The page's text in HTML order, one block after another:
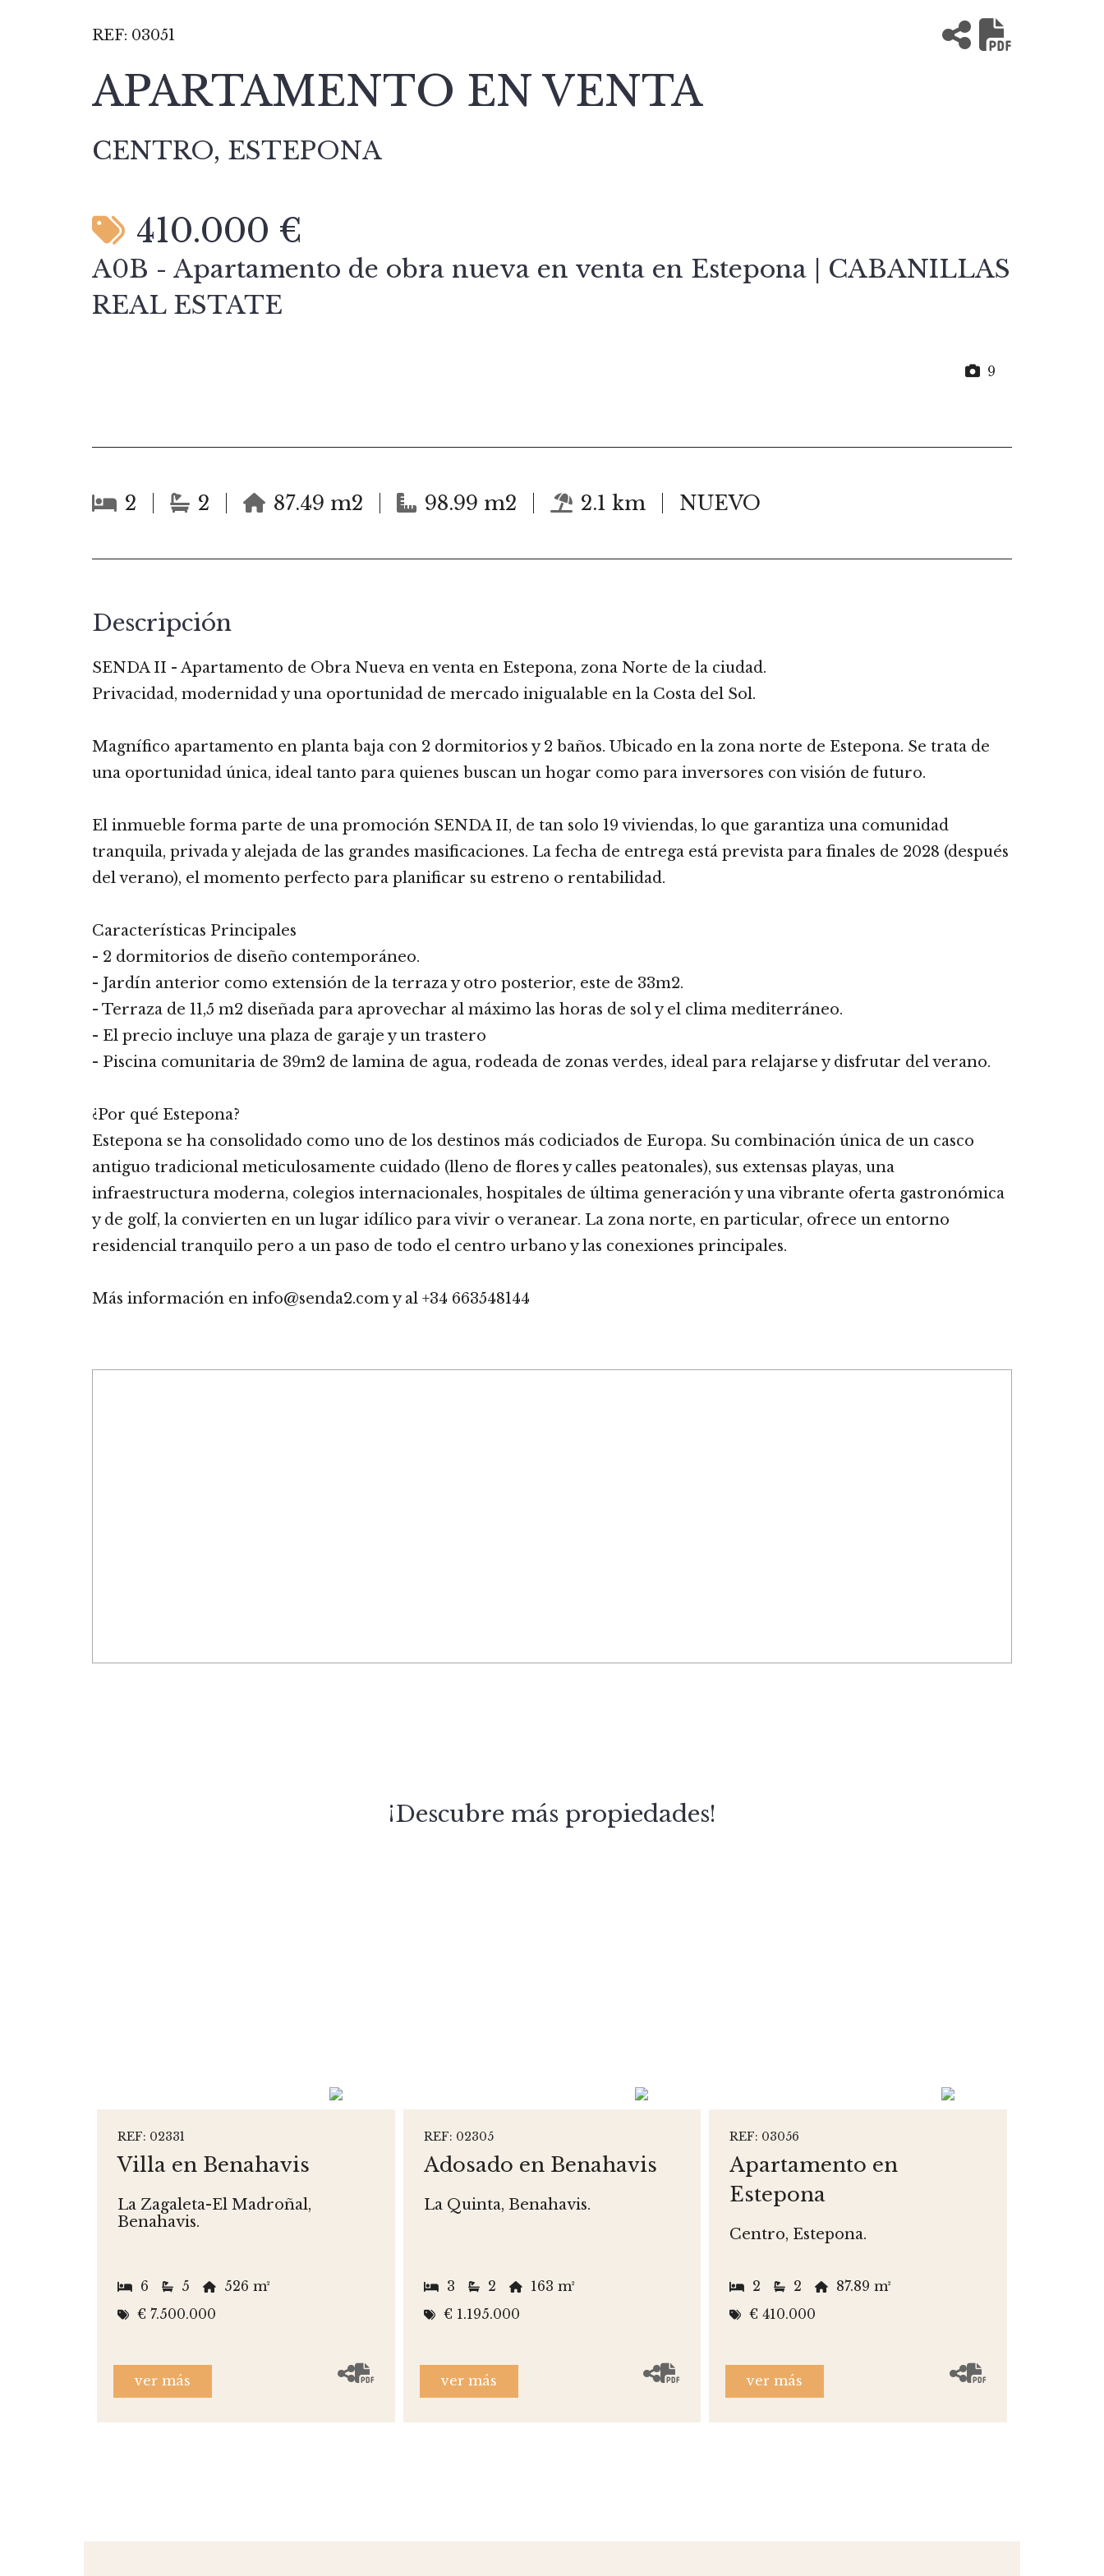
REF: 03051
APARTAMENTO EN VENTA
CENTRO, ESTEPONA
410.000 €
A0B - Apartamento de obra nueva en venta en Estepona | CABANILLAS
REAL ESTATE
9
2 2 87.49 m2 98.99 m2 2.1 km NUEVO
Descripción
SENDA II - Apartamento de Obra Nueva en venta en Estepona, zona Norte de la ciudad.
Privacidad, modernidad y una oportunidad de mercado inigualable en la Costa del Sol.
Magnífico apartamento en planta baja con 2 dormitorios y 2 baños. Ubicado en la zona norte de Estepona. Se trata de
una oportunidad única, ideal tanto para quienes buscan un hogar como para inversores con visión de futuro.
El inmueble forma parte de una promoción SENDA II, de tan solo 19 viviendas, lo que garantiza una comunidad
tranquila, privada y alejada de las grandes masificaciones. La fecha de entrega está prevista para finales de 2028 (después
del verano), el momento perfecto para planificar su estreno o rentabilidad.
Características Principales
- 2 dormitorios de diseño contemporáneo.
- Jardín anterior como extensión de la terraza y otro posterior, este de 33m2.
- Terraza de 11,5 m2 diseñada para aprovechar al máximo las horas de sol y el clima mediterráneo.
- El precio incluye una plaza de garaje y un trastero
- Piscina comunitaria de 39m2 de lamina de agua, rodeada de zonas verdes, ideal para relajarse y disfrutar del verano.
¿Por qué Estepona?
Estepona se ha consolidado como uno de los destinos más codiciados de Europa. Su combinación única de un casco
antiguo tradicional meticulosamente cuidado (lleno de flores y calles peatonales), sus extensas playas, una
infraestructura moderna, colegios internacionales, hospitales de última generación y una vibrante oferta gastronómica
y de golf, la convierten en un lugar idílico para vivir o veranear. La zona norte, en particular, ofrece un entorno
residencial tranquilo pero a un paso de todo el centro urbano y las conexiones principales.
Más información en info@senda2.com y al +34 663548144
¡Descubre más propiedades!
REF: 02331
Villa en Benahavis
La Zagaleta-El Madroñal,
Benahavis.
6 5
526 m²
€ 7.500.000
ver más
REF: 02305
Adosado en Benahavis
La Quinta, Benahavis.
3 2
163 m²
€ 1.195.000
ver más
REF: 03056
Apartamento en
Estepona
Centro, Estepona.
2 2
87.89 m²
€ 410.000
ver más